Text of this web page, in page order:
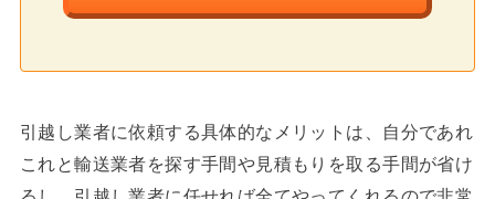
引越し業者に依頼する具体的なメリットは、自分であれ
これと輸送業者を探す手間や見積もりを取る手間が省け